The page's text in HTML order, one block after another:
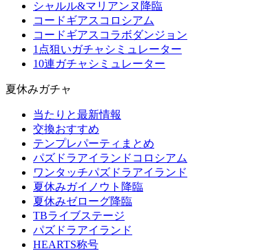
シャルル&マリアンヌ降臨
コードギアスコロシアム
コードギアスコラボダンジョン
1点狙いガチャシミュレーター
10連ガチャシミュレーター
夏休みガチャ
当たりと最新情報
交換おすすめ
テンプレパーティまとめ
パズドラアイランドコロシアム
ワンタッチパズドラアイランド
夏休みガイノウト降臨
夏休みゼローグ降臨
TBライブステージ
パズドラアイランド
HEARTS称号